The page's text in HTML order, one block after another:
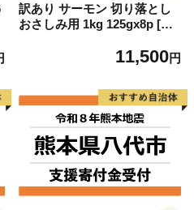
訳あり サーモン 切り落とし
おさしみ用 1kg 125gx8p [足
4313] 魚 魚介類 鮭 お刺し身
介
11,500円